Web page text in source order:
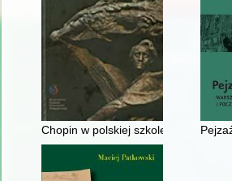
Chopin w polskiej szkole i kulturze